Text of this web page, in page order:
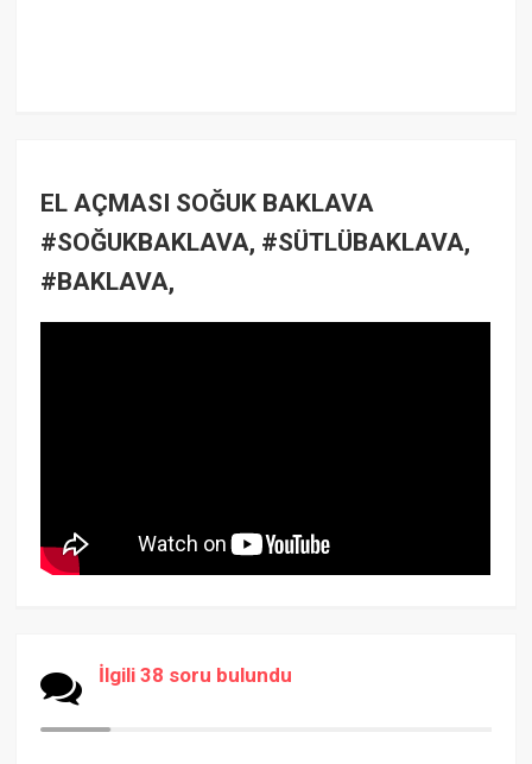
EL AÇMASI SOĞUK BAKLAVA
#SOĞUKBAKLAVA, #SÜTLÜBAKLAVA,
#BAKLAVA,
İlgili 38 soru bulundu